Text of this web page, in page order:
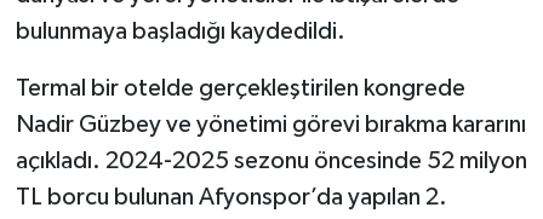
bulunmaya başladığı kaydedildi.
Termal bir otelde gerçekleştirilen kongrede
Nadir Güzbey ve yönetimi görevi bırakma kararını
açıkladı. 2024-2025 sezonu öncesinde 52 milyon
TL borcu bulunan Afyonspor’da yapılan 2.